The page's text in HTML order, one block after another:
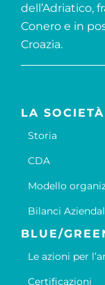
dell’Adriatico,
Conero e in
Croazia.
LA SOCIETÀ
Storia
CDA
Modello
Bilanci
BLUE/
Le azioni per
Certificazioni